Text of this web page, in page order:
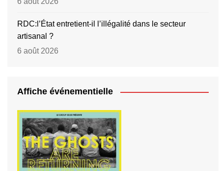
RDC:l’État entretient-il l’illégalité dans le secteur
artisanal ?
6 août 2026
Affiche événementielle